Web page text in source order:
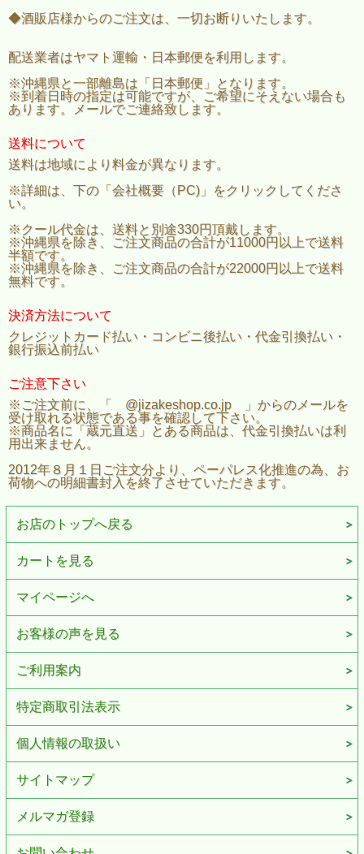
◆酒販店様からのご注文は、一切お断りいたします。
配送業者はヤマト運輸・日本郵便を利用します。
※沖縄県と一部離島は「日本郵便」となります。
※到着日時の指定は可能ですが、ご希望にそえない場合も
あります。メールでご連絡致します。
送料について
送料は地域により料金が異なります。
※詳細は、下の「会社概要（PC)」をクリックしてくださ
い。
※クール代金は、送料と別途330円頂戴します。
※沖縄県を除き、ご注文商品の合計が11000円以上で送料
半額です。
※沖縄県を除き、ご注文商品の合計が22000円以上で送料
無料です。
決済方法について
クレジットカード払い・コンビニ後払い・代金引換払い・
銀行振込前払い
ご注意下さい
※ご注文前に、「 @jizakeshop.co.jp 」からのメールを
受け取れる状態である事を確認して下さい。
※商品名に「蔵元直送」とある商品は、代金引換払いは利
用出来ません。
2012年８月１日ご注文分より、ペーパレス化推進の為、お
荷物への明細書封入を終了させていただきます。
お店のトップへ戻る
カートを見る
マイページへ
お客様の声を見る
ご利用案内
特定商取引法表示
個人情報の取扱い
サイトマップ
メルマガ登録